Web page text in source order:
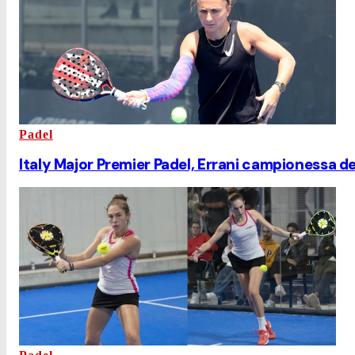
Padel
Italy Major Premier Padel, Errani campionessa